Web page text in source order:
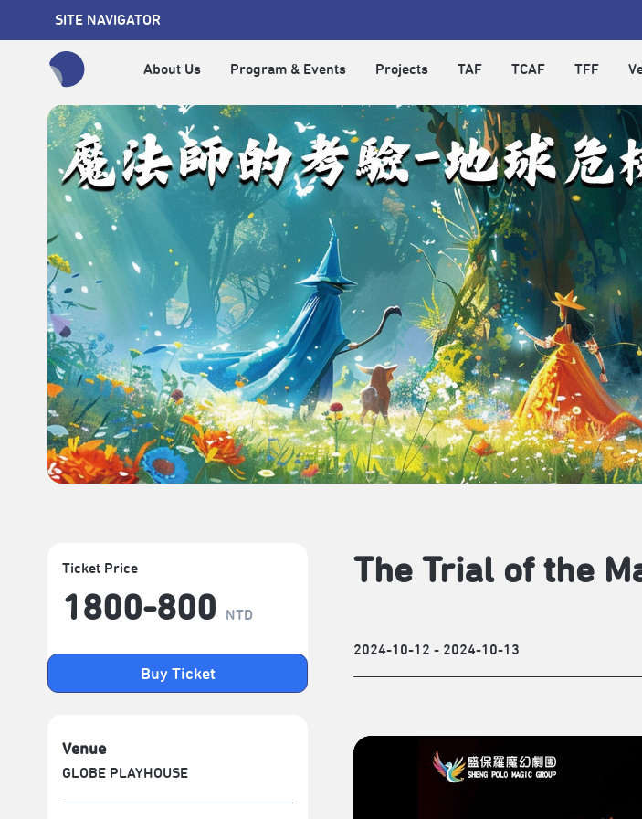
SITE NAVIGATOR
About Us Program & Events Projects TAF TCAF TFF
Ticket Price
1800-800 NTD
Buy Ticket
Venue
GLOBE PLAYHOUSE
The Trial of the
2024-10-12 - 2024-10-13